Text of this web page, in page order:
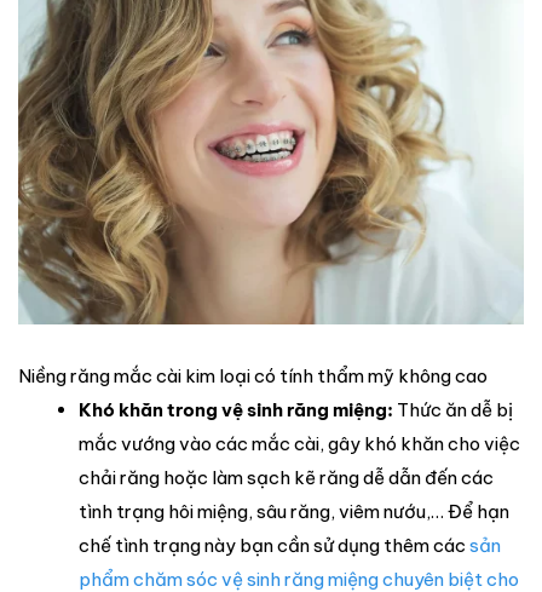
Niềng răng mắc cài kim loại có tính thẩm mỹ không cao
Khó khăn trong vệ sinh răng miệng: Thức ăn dễ bị
mắc vướng vào các mắc cài, gây khó khăn cho việc
chải răng hoặc làm sạch kẽ răng dễ dẫn đến các
tình trạng hôi miệng, sâu răng, viêm nướu,… Để hạn
chế tình trạng này bạn cần sử dụng thêm các sản
phẩm chăm sóc vệ sinh răng miệng chuyên biệt cho